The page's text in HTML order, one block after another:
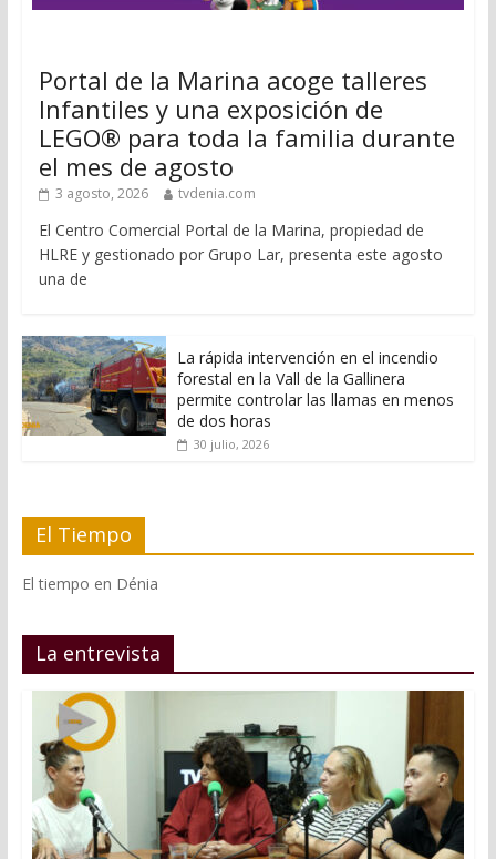
Portal de la Marina acoge talleres
Infantiles y una exposición de
LEGO® para toda la familia durante
el mes de agosto
3 agosto, 2026 tvdenia.com
El Centro Comercial Portal de la Marina, propiedad de
HLRE y gestionado por Grupo Lar, presenta este agosto
una de
La rápida intervención en el incendio
forestal en la Vall de la Gallinera
permite controlar las llamas en menos
de dos horas
30 julio, 2026
El Tiempo
El tiempo en Dénia
La entrevista